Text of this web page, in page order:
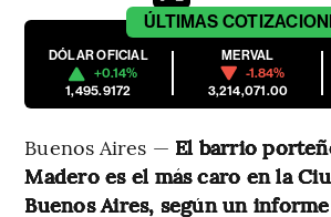
ÚLTIMAS
DÓLAR OFICIAL
+0.14%
1,495.9172
MERVAL
-1.84%
3,214,071.00
Buenos Aires — El barrio
Madero es el más caro en la
Buenos Aires, según un